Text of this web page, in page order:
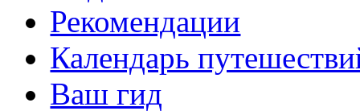
Рекомендации
Календарь
Ваш гид